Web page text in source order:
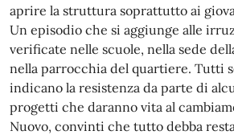
aprire la struttura soprattutto ai
Un episodio che si aggiunge alle
verificate nelle scuole, nella sede
nella parrocchia del quartiere. Tutti
indicano la resistenza da parte di
progetti che daranno vita al
Nuovo, convinti che tutto debba